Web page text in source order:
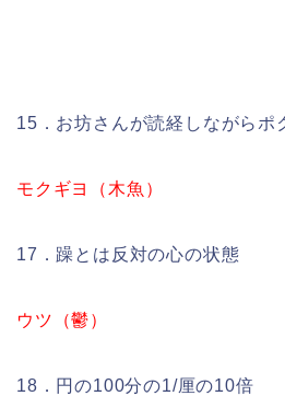
15．お坊さんが読経しながらポ
モクギヨ（木魚）
17．躁とは反対の心の状態
ウツ（鬱）
18．円の100分の1/厘の10倍